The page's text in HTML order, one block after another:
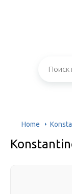
Home